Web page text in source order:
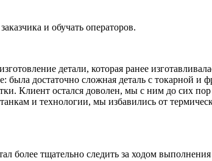
и обучать операторов.
детали, которая ранее
достаточно сложная деталь с токарной и
Клиент остался доволен, мы с ним до сих
и технологии, мы избавились от
более тщательно следить за ходом